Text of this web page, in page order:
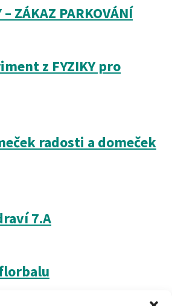
– ZÁKAZ PARKOVÁNÍ
z FYZIKY pro
radosti a domeček
7.A